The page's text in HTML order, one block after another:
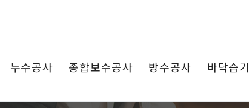
누수공사 종합보수공사 방수공사 바닥습기